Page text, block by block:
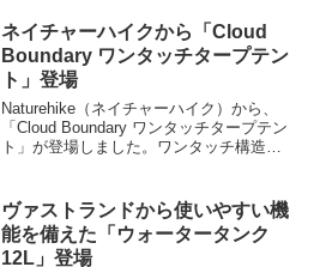
ッションにもなります。詳細をレビュー
します。
ネイチャーハイクから「Cloud
Boundary ワンタッチタープテン
ト」登場
Naturehike（ネイチャーハイク）から、
「Cloud Boundary ワンタッチタープテン
ト」が登場しました。ワンタッチ構造で1
ます。複数張りを連結してカスタマイズ
もできます。詳細をレビューします。
ヴァストランドから使いやすい機
能を備えた「ウォータータンク
12L」登場